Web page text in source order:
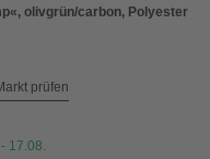
olivgrün/carbon, Polyester
prüfen
17.08.